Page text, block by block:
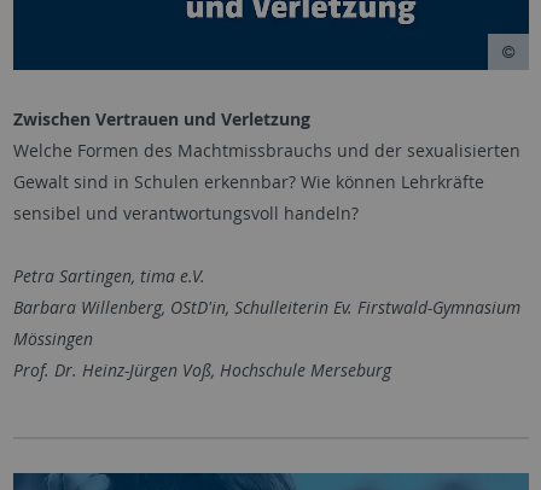
Zwischen Vertrauen und Verletzung
Welche Formen des Machtmissbrauchs und der sexualisierten
Gewalt sind in Schulen erkennbar? Wie können Lehrkräfte
sensibel und verantwortungsvoll handeln?
Petra Sartingen, tima e.V.
Barbara Willenberg, OStD'in, Schulleiterin Ev. Firstwald-Gymnasium
Mössingen
Prof. Dr. Heinz-Jürgen Voß, Hochschule Merseburg